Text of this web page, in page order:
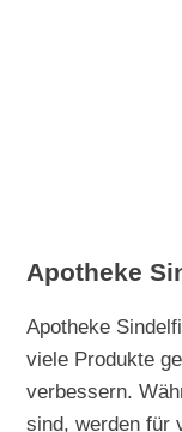
Apotheke
Apotheke
viele Produkte
verbessern.
sind, werden für